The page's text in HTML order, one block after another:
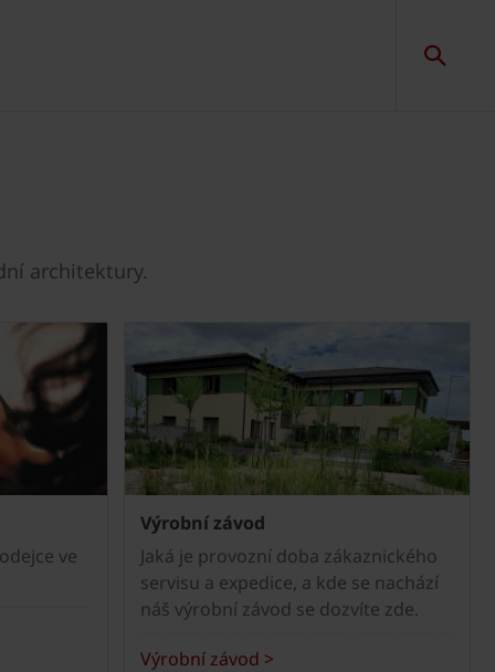
architektury.
ve
Výrobní závod
Jaká je provozní doba zákaznického
servisu a expedice, a kde se nachází
náš výrobní závod se dozvíte zde.
Výrobní závod >